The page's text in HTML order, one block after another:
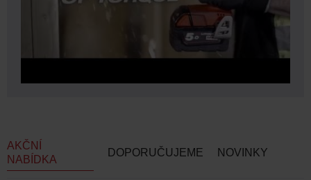
AKČNÍ
NABÍDKA
DOPORUČUJEME NOVINKY